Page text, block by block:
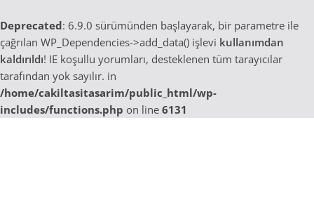
Deprecated: 6.9.0 sürümünden başlayarak, bir parametre ile
çağrılan WP_Dependencies->add_data() işlevi kullanımdan
kaldırıldı! IE koşullu yorumları, desteklenen tüm tarayıcılar
tarafından yok sayılır. in
/home/cakiltasitasarim/public_html/wp-
includes/functions.php on line 6131